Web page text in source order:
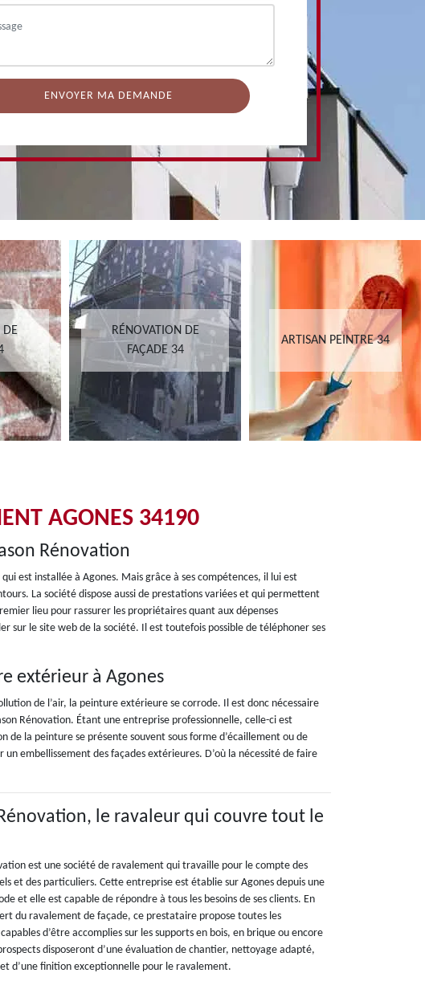
DE
RÉNOVATION DE
FAÇADE 34
ARTISAN PEINTRE 34
AGONES 34190
Rénovation
est installée à Agones. Mais grâce à ses compétences, il lui est
La société dispose aussi de prestations variées et qui permettent
lieu pour rassurer les propriétaires quant aux dépenses
sur le site web de la société. Il est toutefois possible de téléphoner ses
extérieur à Agones
de l’air, la peinture extérieure se corrode. Il est donc nécessaire
Rénovation. Étant une entreprise professionnelle, celle-ci est
de la peinture se présente souvent sous forme d’écaillement ou de
embellissement des façades extérieures. D’où la nécessité de faire
le ravaleur qui couvre tout le
est une société de ravalement qui travaille pour le compte des
et des particuliers. Cette entreprise est établie sur Agones depuis une
et elle est capable de répondre à tous les besoins de ses clients. En
du ravalement de façade, ce prestataire propose toutes les
d’être accomplies sur les supports en bois, en brique ou encore
disposeront d’une évaluation de chantier, nettoyage adapté,
d’une finition exceptionnelle pour le ravalement.